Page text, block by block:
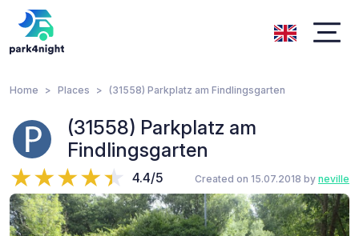
Home Places (31558) Parkplatz am Findlingsgarten
(31558) Parkplatz am
Findlingsgarten
4.4/5 Created on 15.07.2018 by neville